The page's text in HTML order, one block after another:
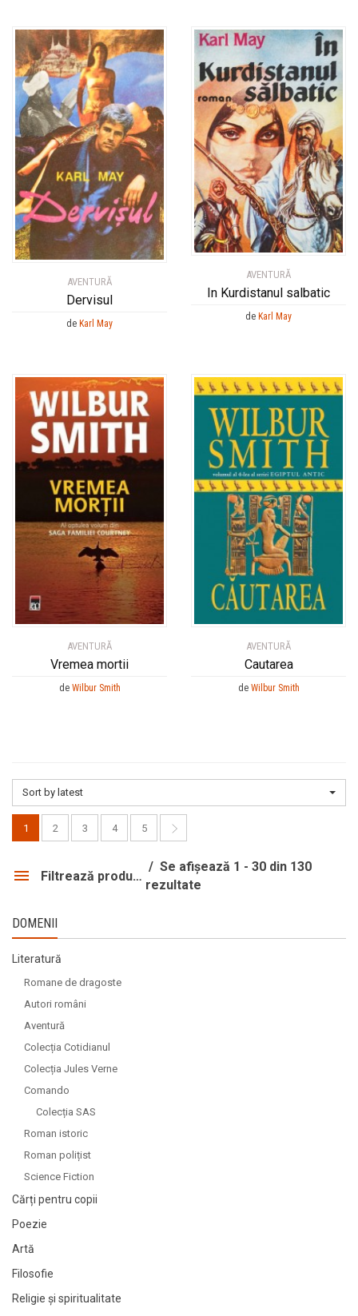
AVENTURĂ
Dervisul
de Karl May
AVENTURĂ
In Kurdistanul salbatic
de Karl May
AVENTURĂ
Vremea mortii
de Wilbur Smith
AVENTURĂ
Cautarea
de Wilbur Smith
Sort by latest
1 2 3 4 5
Filtrează produsele
Se afișează 1 - 30 din 130
rezultate
DOMENII
Literatură
Romane de dragoste
Autori români
Aventură
Colecția Cotidianul
Colecția Jules Verne
Comando
Colecția SAS
Roman istoric
Roman polițist
Science Fiction
Cărți pentru copii
Poezie
Artă
Filosofie
Religie și spiritualitate